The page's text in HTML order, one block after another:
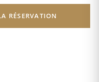
RÉSERVATION